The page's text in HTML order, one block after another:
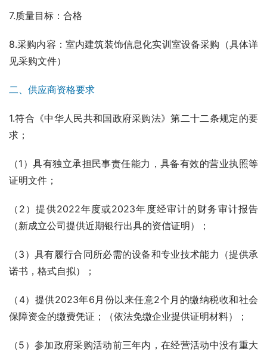
7.质量目标：合格
8.采购内容：室内建筑装饰信息化实训室设备采购（具体详
见采购文件）
二、供应商资格要求
1.符合《中华人民共和国政府采购法》第二十二条规定的要
求；
（1）具有独立承担民事责任能力，具备有效的营业执照等
证明文件；
（2）提供2022年度或2023年度经审计的财务审计报告
（新成立公司提供近期银行出具的资信证明）；
（3）具有履行合同所必需的设备和专业技术能力（提供承
诺书，格式自拟）；
（4）提供2023年6月份以来任意2个月的缴纳税收和社会
保障资金的缴费凭证；（依法免缴企业提供证明材料）；
（5）参加政府采购活动前三年内，在经营活动中没有重大